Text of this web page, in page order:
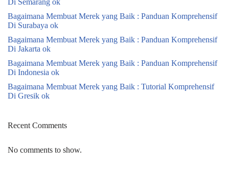
Di Semarang ok
Bagaimana Membuat Merek yang Baik : Panduan Komprehensif
Di Surabaya ok
Bagaimana Membuat Merek yang Baik : Panduan Komprehensif
Di Jakarta ok
Bagaimana Membuat Merek yang Baik : Panduan Komprehensif
Di Indonesia ok
Bagaimana Membuat Merek yang Baik : Tutorial Komprehensif
Di Gresik ok
Recent Comments
No comments to show.